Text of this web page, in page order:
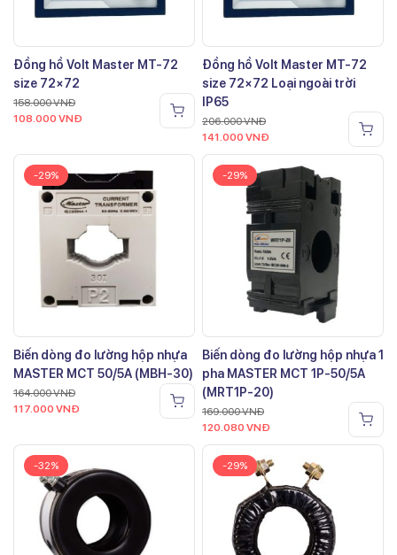
Đồng hồ Volt Master MT-72
size 72×72
158.000VNĐ
108.000 VNĐ
Đồng hồ Volt Master MT-72
size 72×72 Loại ngoài trời
IP65
206.000VNĐ
141.000 VNĐ
-29%
Biến dòng đo lường hộp nhựa
MASTER MCT 50/5A (MBH-30)
164.000VNĐ
117.000 VNĐ
-29%
Biến dòng đo lường hộp nhựa 1
pha MASTER MCT 1P-50/5A
(MRT1P-20)
169.000VNĐ
120.080 VNĐ
-32% -29%